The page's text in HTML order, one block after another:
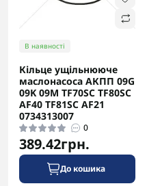
В наявності
Кільце ущільнююче
маслонасоса АКПП 09G
09K 09M TF70SC TF80SC
AF40 TF81SC AF21
0734313007
0
389.42грн.
До кошика